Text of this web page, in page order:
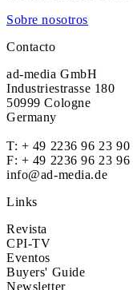
Sobre nosotros
Contacto
ad-media GmbH
Industriestrasse 180
50999 Cologne
Germany
T: + 49 2236 96 23 90
F: + 49 2236 96 23 96
info@ad-media.de
Links
Revista
CPI-TV
Eventos
Buyers' Guide
Newsletter